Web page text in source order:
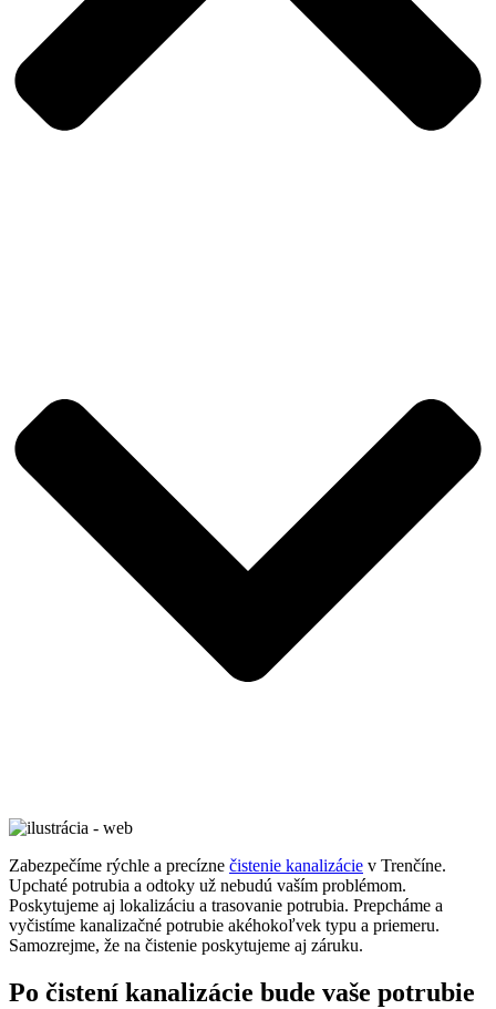
Zabezpečíme rýchle a precízne čistenie kanalizácie v Trenčíne.
Upchaté potrubia a odtoky už nebudú vaším problémom.
Poskytujeme aj lokalizáciu a trasovanie potrubia. Prepcháme a
vyčistíme kanalizačné potrubie akéhokoľvek typu a priemeru.
Samozrejme, že na čistenie poskytujeme aj záruku.
Po čistení kanalizácie bude vaše potrubie